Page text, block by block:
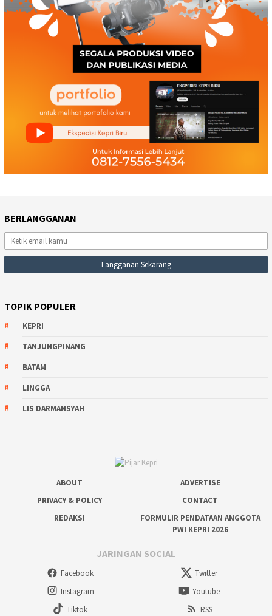
BERLANGGANAN
TOPIK POPULER
KEPRI
TANJUNGPINANG
BATAM
LINGGA
LIS DARMANSYAH
ABOUT
ADVERTISE
PRIVACY & POLICY
CONTACT
REDAKSI
FORMULIR PENDATAAN ANGGOTA
PWI KEPRI 2026
JARINGAN SOCIAL
Facebook
Twitter
Instagram
Youtube
Tiktok
RSS